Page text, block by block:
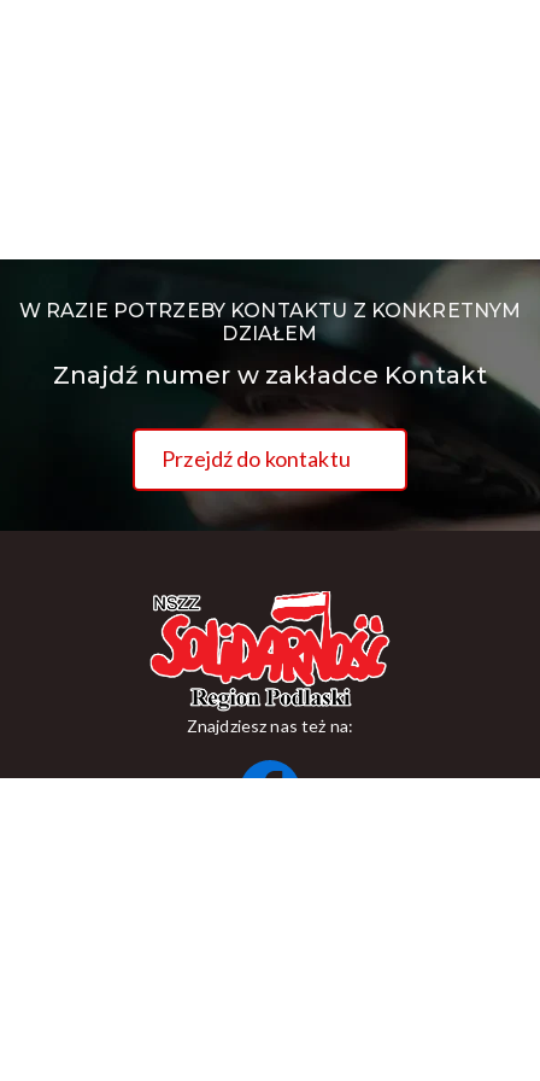
W RAZIE POTRZEBY KONTAKTU Z KONKRETNYM
DZIAŁEM
Znajdź numer w zakładce Kontakt
Przejdź do kontaktu
Znajdziesz nas też na: